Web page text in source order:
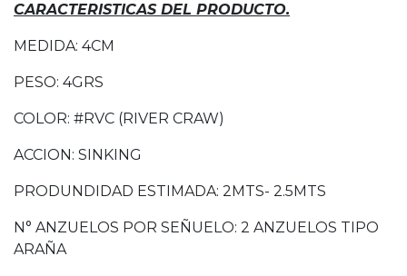
CARACTERISTICAS DEL PRODUCTO.
MEDIDA: 4CM
PESO: 4GRS
COLOR: #RVC (RIVER CRAW)
ACCION: SINKING
PRODUNDIDAD ESTIMADA: 2MTS- 2.5MTS
N° ANZUELOS POR SEÑUELO: 2 ANZUELOS TIPO
ARAÑA